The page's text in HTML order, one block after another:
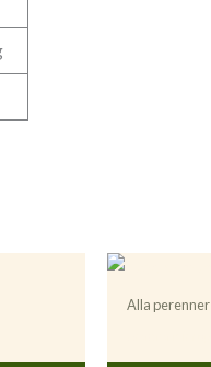
Alla perenner